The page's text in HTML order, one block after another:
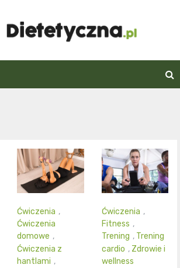
Ćwiczenia ,
Ćwiczenia
domowe ,
Ćwiczenia z
hantlami ,
Ćwiczenia ,
Fitness ,
Trening , Trening
cardio , Zdrowie i
wellness